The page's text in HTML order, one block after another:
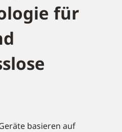
für
basieren auf